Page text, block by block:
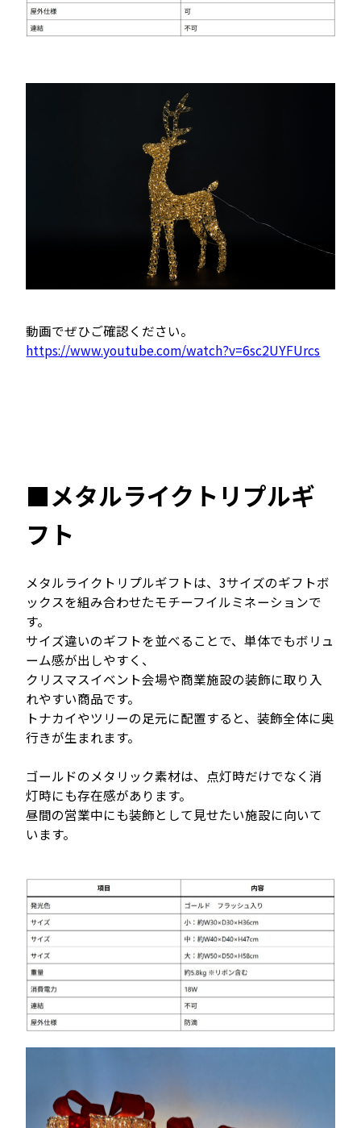
動画でぜひご確認ください。
https://www.youtube.com/watch?v=6sc2UYFUrcs
■メタルライクトリプルギ
フト
メタルライクトリプルギフトは、3サイズのギフトボ
ックスを組み合わせたモチーフイルミネーションで
す。
サイズ違いのギフトを並べることで、単体でもボリュ
ーム感が出しやすく、
クリスマスイベント会場や商業施設の装飾に取り入
れやすい商品です。
トナカイやツリーの足元に配置すると、装飾全体に奥
行きが生まれます。
ゴールドのメタリック素材は、点灯時だけでなく消
灯時にも存在感があります。
昼間の営業中にも装飾として見せたい施設に向いて
います。